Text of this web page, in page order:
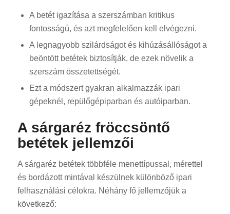
A betét igazítása a szerszámban kritikus
fontosságú, és azt megfelelően kell elvégezni.
A legnagyobb szilárdságot és kihúzásállóságot a
beöntött betétek biztosítják, de ezek növelik a
szerszám összetettségét.
Ezt a módszert gyakran alkalmazzák ipari
gépeknél, repülőgépiparban és autóiparban.
A sárgaréz fröccsöntő
betétek jellemzői
A sárgaréz betétek többféle menettípussal, mérettel
és bordázott mintával készülnek különböző ipari
felhasználási célokra. Néhány fő jellemzőjük a
következő: